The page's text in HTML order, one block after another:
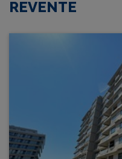
REVENTE